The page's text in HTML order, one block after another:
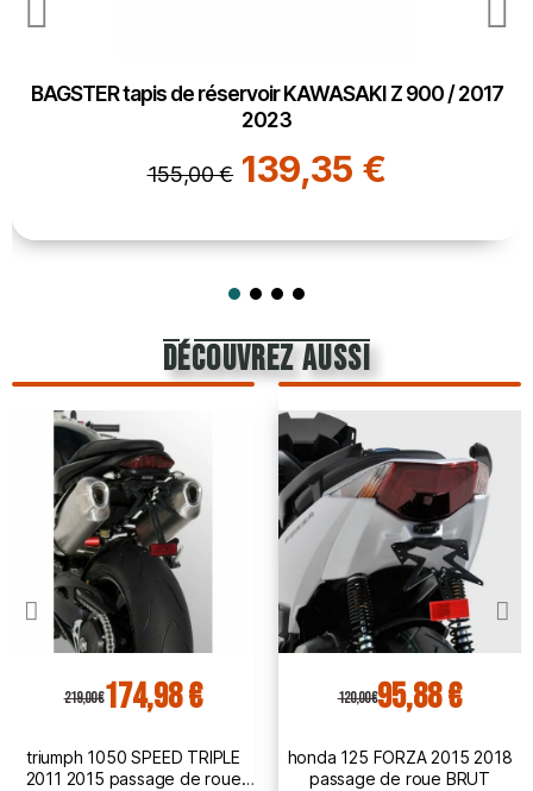
BAGSTER tapis de réservoir KAWASAKI Z 900 / 2017
2023
155,00 € 139,35 €
découvrez aussi
219,00 €174,98 €
triumph 1050 SPEED TRIPLE
2011 2015 passage de roue
120,00 €95,88 €
honda 125 FORZA 2015 2018
passage de roue BRUT